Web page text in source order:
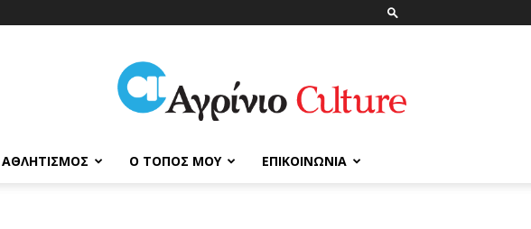
ΑγρίνιοCulture
ΑΘΛΗΤΙΣΜΌΣ Ο ΤΌΠΟΣ ΜΟΥ ΕΠΙΚΟΙΝΩΝΊΑ